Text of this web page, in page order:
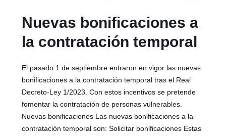
Nuevas bonificaciones a
la contratación temporal
El pasado 1 de septiembre entraron en vigor las nuevas
bonificaciones a la contratación temporal tras el Real
Decreto-Ley 1/2023. Con estos incentivos se pretende
fomentar la contratación de personas vulnerables.
Nuevas bonificaciones Las nuevas bonificaciones a la
contratación temporal son: Solicitar bonificaciones Estas